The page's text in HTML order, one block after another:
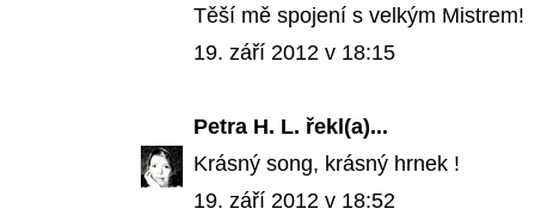
Těší mě spojení s velkým Mistrem!
19. září 2012 v 18:15
Petra H. L. řekl(a)...
Krásný song, krásný hrnek !
19. září 2012 v 18:52